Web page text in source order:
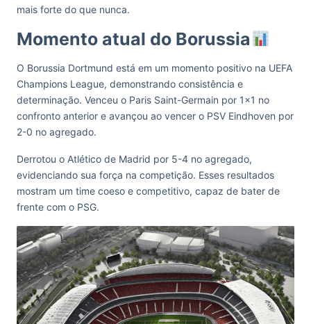
mais forte do que nunca.
Momento atual do Borussia
O Borussia Dortmund está em um momento positivo na UEFA
Champions League, demonstrando consistência e
determinação. Venceu o Paris Saint-Germain por 1×1 no
confronto anterior e avançou ao vencer o PSV Eindhoven por
2-0 no agregado.
Derrotou o Atlético de Madrid por 5-4 no agregado,
evidenciando sua força na competição. Esses resultados
mostram um time coeso e competitivo, capaz de bater de
frente com o PSG.